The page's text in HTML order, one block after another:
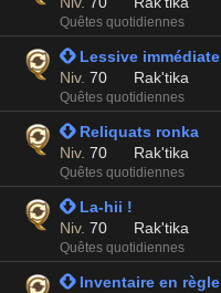
Quêtes quotidiennes
 Lessive immédiate
Niv. 70 Rak'tika
Quêtes quotidiennes
 Reliquats ronka
Niv. 70 Rak'tika
Quêtes quotidiennes
 La-hii !
Niv. 70 Rak'tika
Quêtes quotidiennes
 Inventaire en règle